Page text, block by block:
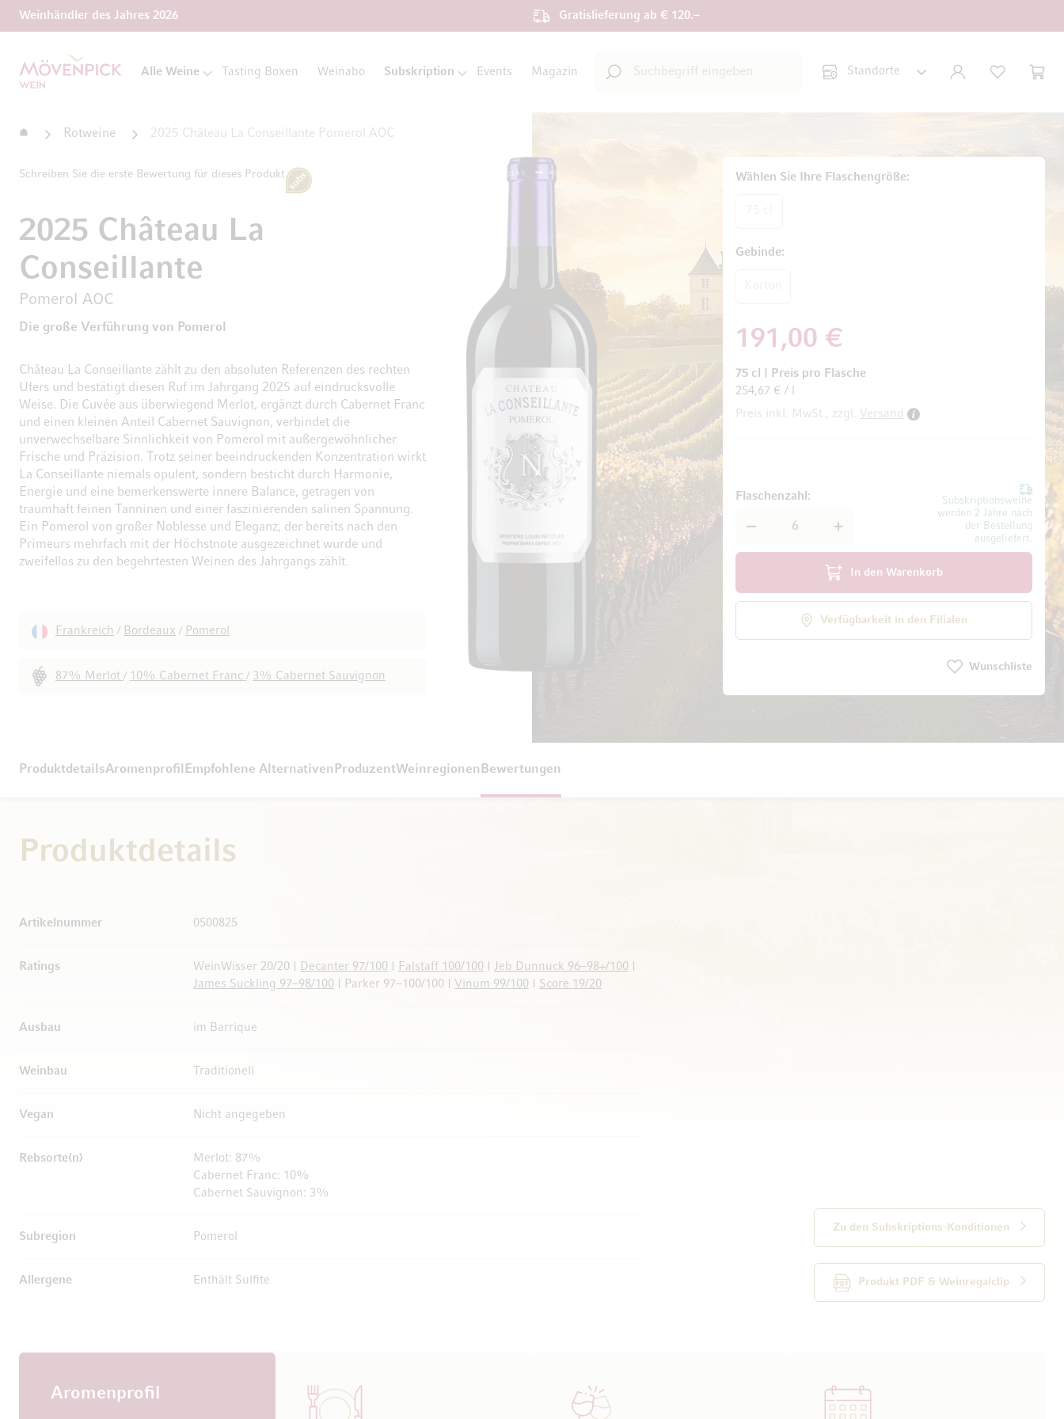
Weinhändler des Jahres 2026 Gratislieferung ab € 120.–
Zur Startseite
Alle Weine Tasting Boxen Weinabo Subskription Events Magazin
Suche KONTO WUNSCHLISTE
StartseiteRotweine 2025 Château La Conseillante Pomerol AOC
Schreiben Sie die erste Bewertung für dieses Produkt
Subscription
2025 Château La
Conseillante
Pomerol AOC
Die große Verführung von Pomerol
Château La Conseillante zählt zu den absoluten Referenzen des rechten
Ufers und bestätigt diesen Ruf im Jahrgang 2025 auf eindrucksvolle
Weise. Die Cuvée aus überwiegend Merlot, ergänzt durch Cabernet Franc
und einen kleinen Anteil Cabernet Sauvignon, verbindet die
unverwechselbare Sinnlichkeit von Pomerol mit außergewöhnlicher
Frische und Präzision. Trotz seiner beeindruckenden Konzentration wirkt
La Conseillante niemals opulent, sondern besticht durch Harmonie,
Energie und eine bemerkenswerte innere Balance, getragen von
traumhaft feinen Tanninen und einer faszinierenden salinen Spannung.
Ein Pomerol von großer Noblesse und Eleganz, der bereits nach den
Primeurs mehrfach mit der Höchstnote ausgezeichnet wurde und
zweifellos zu den begehrtesten Weinen des Jahrgangs zählt.
Frankreich / Bordeaux / Pomerol
87% Merlot / 10% Cabernet Franc / 3% Cabernet Sauvignon
Wählen Sie Ihre Flaschengröße
Gebinde
191,00 €
75 cl
Preis pro Flasche
254,67 € / l
Preis inkl. MwSt., zzgl. Versand
Subskriptionsweine
werden 2 Jahre nach
der Bestellung
ausgeliefert.
Flaschenzahl
In den Warenkorb
Verfügbarkeit in den Filialen
Wunschliste
Zum Ende der Bildgalerie springenZum Anfang der Bildgalerie springen
ProduktdetailsAromenprofil Empfohlene Alternativen ProduzentWeinregionen Bewertungen
Produktdetails
Zu den Subskriptions-Konditionen
Produkt PDF & Weinregalclip
Artikelnummer 0500825
Ratings WeinWisser 20/20 | Decanter 97/100 Falstaff 100/100 Jeb Dunnuck 96–98+/100
James Suckling 97–98/100 | Parker 97–100/100 | Vinum 99/100 Score 19/20
Ausbau im Barrique
Weinbau Traditionell
Vegan Nicht angegeben
Rebsorte(n)
Merlot: 87%
Cabernet Franc: 10%
Cabernet Sauvignon: 3%
Subregion Pomerol
Allergene Enthält Sulfite
Aromenprofil